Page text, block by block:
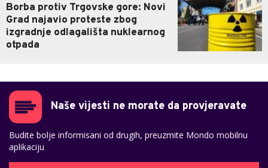
Borba protiv Trgovske gore: Novi
Grad najavio proteste zbog
izgradnje odlagališta nuklearnog
otpada
Naše vijesti ne morate da provjeravate
Budite bolje informisani od drugih, preuzmite Mondo mobilnu
aplikaciju